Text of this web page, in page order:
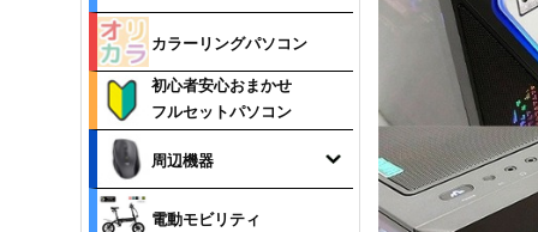
カラーリングパソコン
初心者安心おまかせ
フルセットパソコン
周辺機器
電動モビリティ